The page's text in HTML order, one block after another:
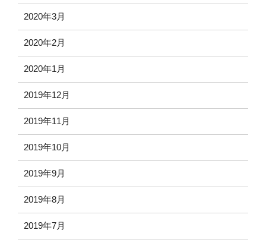
2020年3月
2020年2月
2020年1月
2019年12月
2019年11月
2019年10月
2019年9月
2019年8月
2019年7月